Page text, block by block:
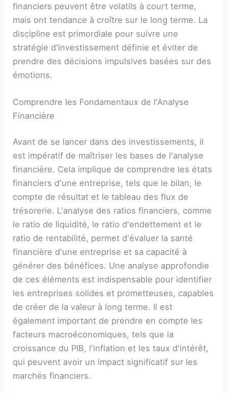
financiers peuvent être volatils à court terme,
mais ont tendance à croître sur le long terme. La
discipline est primordiale pour suivre une
stratégie d'investissement définie et éviter de
prendre des décisions impulsives basées sur des
émotions.
Comprendre les Fondamentaux de l'Analyse
Financière
Avant de se lancer dans des investissements, il
est impératif de maîtriser les bases de l'analyse
financière. Cela implique de comprendre les états
financiers d'une entreprise, tels que le bilan, le
compte de résultat et le tableau des flux de
trésorerie. L'analyse des ratios financiers, comme
le ratio de liquidité, le ratio d'endettement et le
ratio de rentabilité, permet d'évaluer la santé
financière d'une entreprise et sa capacité à
générer des bénéfices. Une analyse approfondie
de ces éléments est indispensable pour identifier
les entreprises solides et prometteuses, capables
de créer de la valeur à long terme. Il est
également important de prendre en compte les
facteurs macroéconomiques, tels que la
croissance du PIB, l'inflation et les taux d'intérêt,
qui peuvent avoir un impact significatif sur les
marchés financiers.